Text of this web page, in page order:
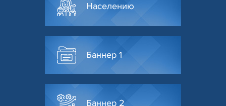
Населению
Баннер 1
Баннер 2